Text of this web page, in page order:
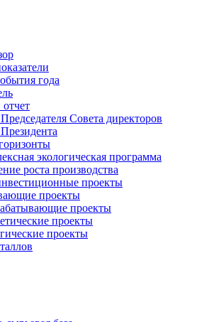
года
Совета директоров
экологическая программа
роста производства
проекты
проекты
проекты
проекты
проекты